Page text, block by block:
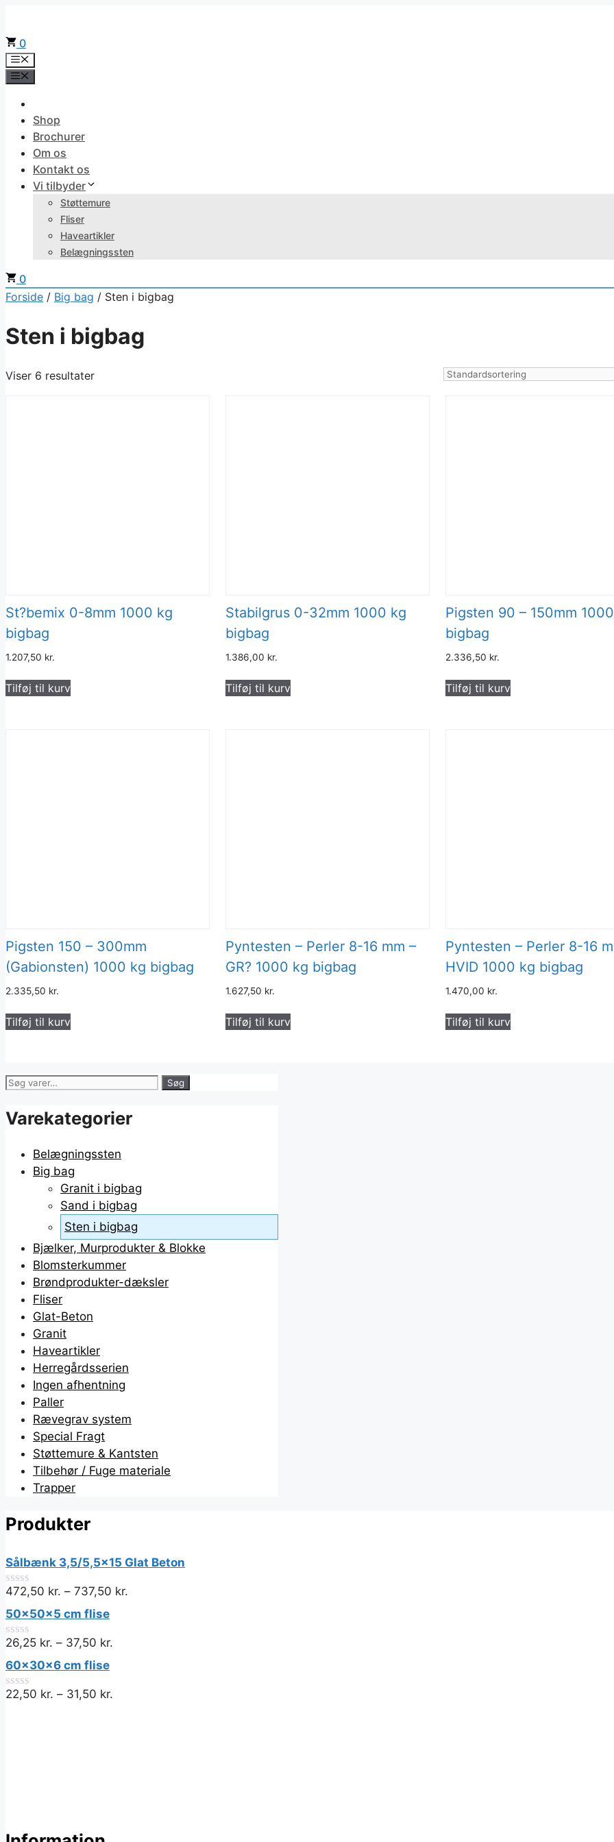
indhold
0
Menu
Shop
Brochurer
Om os
Kontakt os
Vi tilbyder
Støttemure
Fliser
Haveartikler
Belægningssten
0
Forside / Big bag / Sten i bigbag
Sten i bigbag
Viser 6 resultater
St?bemix 0-8mm 1000 kg
bigbag
1.207,50 kr.
Tilføj til kurv
Stabilgrus 0-32mm 1000 kg
bigbag
1.386,00 kr.
Tilføj til kurv
Pigsten 90 – 150mm
bigbag
2.336,50 kr.
Tilføj til kurv
Pigsten 150 – 300mm
(Gabionsten) 1000 kg bigbag
2.335,50 kr.
Tilføj til kurv
Pyntesten – Perler 8-16 mm –
GR? 1000 kg bigbag
1.627,50 kr.
Tilføj til kurv
Pyntesten – Perler 8-16
HVID 1000 kg bigbag
1.470,00 kr.
Tilføj til kurv
Søg
Søg
Varekategorier
Belægningssten
Big bag
Granit i bigbag
Sand i bigbag
Sten i bigbag
Bjælker, Murprodukter & Blokke
Blomsterkummer
Brøndprodukter-dæksler
Fliser
Glat-Beton
Granit
Haveartikler
Herregårdsserien
Ingen afhentning
Paller
Rævegrav system
Special Fragt
Støttemure & Kantsten
Tilbehør / Fuge materiale
Trapper
Produkter
Sålbænk 3,5/5,5x15 Glat Beton
0
ud
af
5
472,50 kr. – 737,50 kr.
50x50x5 cm flise
0
ud
af
5
26,25 kr. – 37,50 kr.
60x30x6 cm flise
0
22,50 kr. – 31,50 kr.